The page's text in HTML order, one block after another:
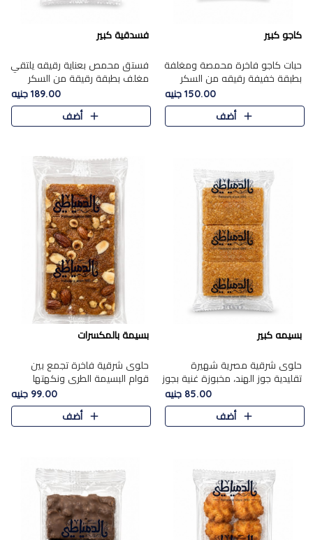
كاجو كبير
حبات كاجو فاخرة محمصة ومغلفة
بطبقة خفيفة رقيقه من السكر
المكرمل، تجمع بين توازن النعومة
زبدية غنية فاخرة والقرمشة
المرضية في حلوى شرقية بطاب..
150.00 جنيه
أضف
فسدقية كبير
فستق محمص بعناية رقيقه يلتقي
مغلف بطبقة رقيقة من السكر
المكرمل، ليقدم مذاقًا فاخرًا حلوي
شرقية فاخرة ونكهة غنية ناتي تميز
كل قطعة و قوام هش
189.00 جنيه
أضف
بسيمه كبير
حلوى شرقية مصرية شهيرة
تقليدية جوز الهند، مخبوزة غنية بجوز
الهند، بلمسه ذهبية وتتميز بقوامها
المرمل وطعمها اللذيذ الذي يشبه
البسبوسة. تُخبز..
85.00 جنيه
أضف
بسيمة بالمكسرات
حلوى شرقية فاخرة تجمع بين
قوام البسيمة الطري ونكهتها
الغنية، مزينة بتشكيلة مختارة من
اللوز والبندق والمكسرات الفاخرة.
مزيج متوازن من القوام ..
99.00 جنيه
أضف